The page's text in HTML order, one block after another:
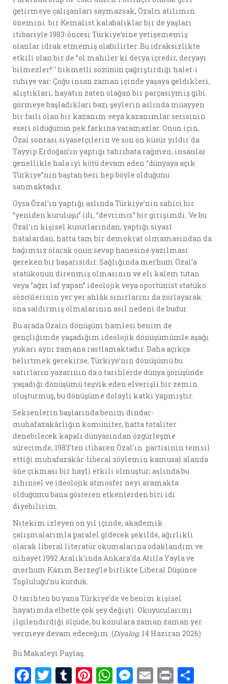
getirmeye çalışanları saymazsak, Özalcı atılımın
önemini bir Kemalist kalabalıklar bir de yaşları
itibariyle 1983-öncesi Türkiye’sine yetişememiş
olanlar idrak etmemiş olabilirler. Bu idraksizlikte
etkili olan bir de ‘’ol mahiler ki derya içredir, deryayı
bilmezler!’ ‘ hikmetli sözünün çağrıştırdığı halet-i
ruhiye var: Çoğu insan zaman içinde yaşaya geldikleri,
alıştıkları, hayatın zaten olağan bir parçasıymış gibi
görmeye başladıkları bazı şeylerin aslında muayyen
bir faili olan bir kazanım veya kazanımlar serisinin
eseri olduğunun pek farkına varamazlar. Onun için,
Özal sonrası siyasetçilerin ve son on küsür yıldır da
Tayyip Erdoğan’ın yaptığı tahribata rağmen, insanlar
genellikle hala iyi kötü devam eden ‘’dünyaya açık
Türkiye’’nin baştan beri hep böyle olduğunu
sanmaktadır.
Oysa Özal’ın yaptığı aslında Türkiye’nin sahici bir
‘’yeniden kuruluşu’’ idi, ‘’devrimci’’ bir girişimdi. Ve bu
Özal’ın kişisel kusurlarından, yaptığı siyasî
hatalardan, hatta tam bir demokrat olmamasından da
bağımsız olarak onun sevap hanesine yazılması
gereken bir başarısıdır. Sağlığında merhum Özal’a
statükonun direnmiş olmasının ve eli kalem tutan
veya ‘’ağzı laf yapan’’ ideolojik veya oportünist statüko
sözcülerinin yer yer ahlâk sınırlarını da zorlayarak
ona saldırmış olmalarının asıl nedeni de budur.
Bu arada Özalcı dönüşüm hamlesi benim de
gençliğimde yaşadığım ideolojik dönüşümümle aşağı
yukarı aynı zamana rastlamaktadır. Daha açıkça
belirtmek gerekirse, Türkiye’nin dönüşümü bu
satırların yazarının da o tarihlerde dünya görüşünde
yaşadığı dönüşümü teşvik eden elverişli bir zemin
oluşturmuş, bu dönüşüme dolaylı katkı yapmıştır.
Seksenlerin başlarında benim dindar-
muhafazakârlığın komüniter, hatta totaliter
denebilecek kapalı dünyasından özgürleşme
sürecimde, 1983’ten itibaren Özal’ın partisinin temsil
ettiği muhafazakâr-liberal söylemin kamusal alanda
öne çıkması bir hayli etkili olmuştur; aslında bu
zihinsel ve ideolojik atmosfer neyi aramakta
olduğumu bana gösteren etkenlerden biri idi
diyebilirim.
Nitekim izleyen on yıl içinde, akademik
çalışmalarımla paralel gidecek şekilde, ağırlıklı
olarak liberal literatür okumalarına odaklandım ve
nihayet 1992 Aralık’ında Ankara’da Atilla Yayla ve
merhum Kâzım Berzeg’le birlikte Liberal Düşünce
Topluluğu’nu kurduk.
O tarihten bu yana Türkiye’de ve benim kişisel
hayatımda elbette çok şey değişti. Okuyucularımı
ilgilendirdiği ölçüde, bu konulara zaman zaman yer
vermeye devam edeceğim. (Diyalog, 14 Haziran 2026)
Bu Makaleyi Paylaş:
F T T Pi W M E P